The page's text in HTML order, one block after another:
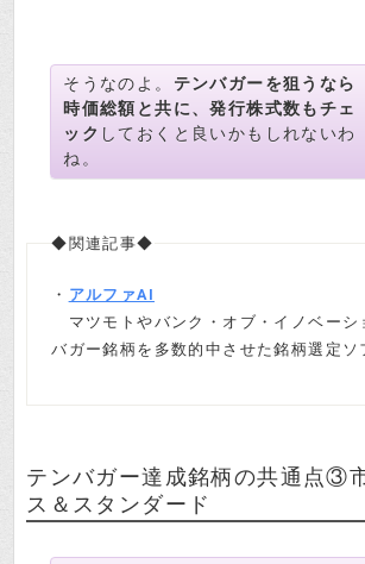
そうなのよ。 テンバガーを狙うなら
時価総額と共に、発行株式数もチェ
ック しておくと良いかもしれないわ
ね。
◆関連記事◆
・ アルファAI
マツモトやバンク・オブ・イノベーシ
バガー銘柄を多数的中させた銘柄選定ソ
テンバガー達成銘柄の共通点③
ス＆スタンダード